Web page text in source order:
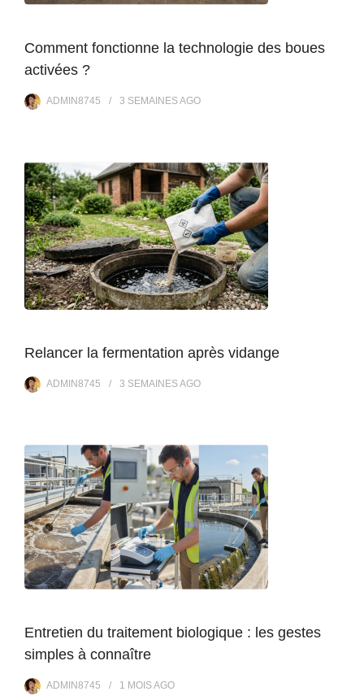
Comment fonctionne la technologie des boues
activées ?
ADMIN8745 3 SEMAINESAGO
Relancer la fermentation après vidange
ADMIN8745 3 SEMAINESAGO
Entretien du traitement biologique : les gestes
simples à connaître
ADMIN8745 1 MOISAGO